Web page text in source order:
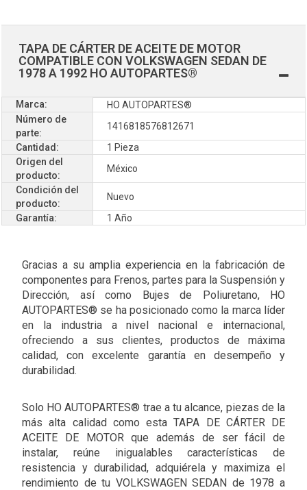
TAPA DE CÁRTER DE ACEITE DE MOTOR
COMPATIBLE CON VOLKSWAGEN SEDAN DE
1978 A 1992 HO AUTOPARTES®
Marca:
HO AUTOPARTES®
Número de
parte:
1416818576812671
Cantidad:
1 Pieza
Origen del
producto:
México
Condición del
producto:
Nuevo
Garantía:
1 Año
Gracias a su amplia experiencia en la fabricación de
componentes para Frenos, partes para la Suspensión y
Dirección, así como Bujes de Poliuretano, HO
AUTOPARTES® se ha posicionado como la marca líder
en la industria a nivel nacional e internacional,
ofreciendo a sus clientes, productos de máxima
calidad, con excelente garantía en desempeño y
durabilidad.
Solo HO AUTOPARTES® trae a tu alcance, piezas de la
más alta calidad como esta TAPA DE CÁRTER DE
ACEITE DE MOTOR que además de ser fácil de
instalar, reúne inigualables características de
resistencia y durabilidad, adquiérela y maximiza el
rendimiento de tu VOLKSWAGEN SEDAN de 1978 a